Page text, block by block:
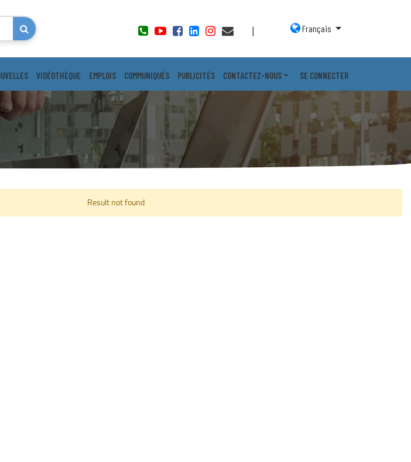
| Français
VIDÉOTHÈQUE EMPLOIS COMMUNIQUÉS PUBLICITÉS CONTACTEZ-NOUS SE CONNECTER
Result not found